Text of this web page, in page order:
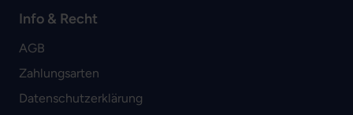
Info & Recht
AGB
Zahlungsarten
Datenschutzerklärung